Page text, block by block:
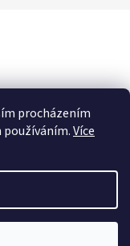
procházením
Více